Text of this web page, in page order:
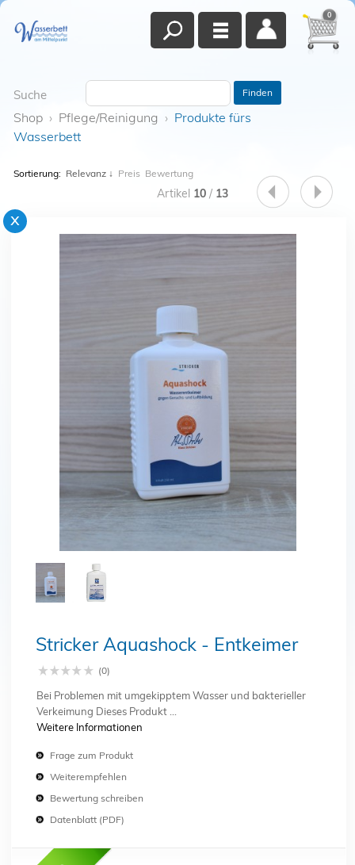
0
Suche Finden
Shop › Pflege/Reinigung › Produkte fürs
Wasserbett
Sortierung: Relevanz ↓ Preis Bewertung
Artikel 10 / 13
Stricker Aquashock - Entkeimer
(0)
Bei Problemen mit umgekipptem Wasser und bakterieller
Verkeimung Dieses Produkt ...
Weitere Informationen
Frage zum Produkt
Weiterempfehlen
Bewertung schreiben
Datenblatt (PDF)
x
Schließen